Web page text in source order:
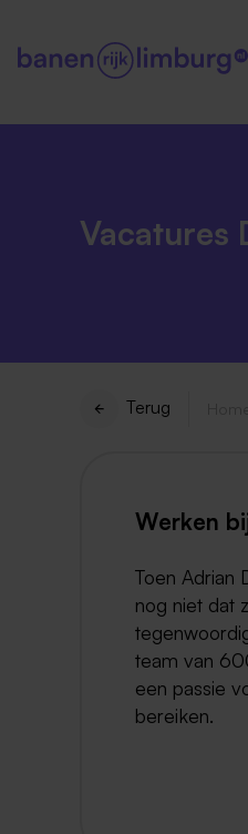
Vacatures
Terug
Werken
Toen Adrian
nog niet dat
team van
een passie
bereiken.